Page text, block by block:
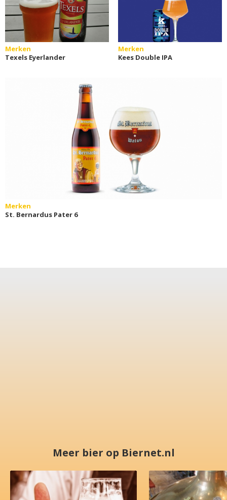
Merken
Texels Eyerlander
Merken
Kees Double IPA
Merken
St. Bernardus Pater 6
Meer bier op Biernet.nl